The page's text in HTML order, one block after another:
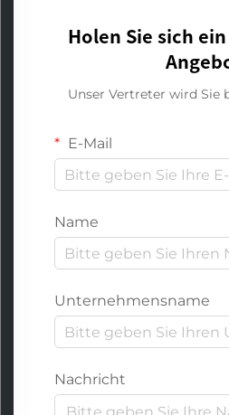
Holen Sie sich
Unser Vertreter wird Sie
E-Mail
Name
Unternehmensname
Nachricht